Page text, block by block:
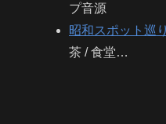
プ音源
昭和スポット巡り
茶 / 食堂…